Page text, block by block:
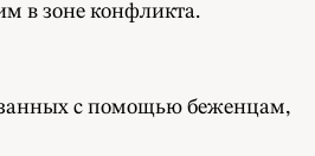
в зоне конфликта.
с помощью беженцам,